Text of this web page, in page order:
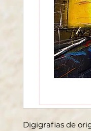
Digigrafias de